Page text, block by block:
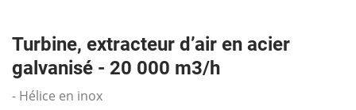
Turbine, extracteur d’air en acier
galvanisé - 20 000 m3/h
- Hélice en inox